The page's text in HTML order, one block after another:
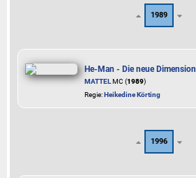
1989
He-Man - Die neue Dimension
MATTELMC (1989)
Regie:Heikedine Körting
1996